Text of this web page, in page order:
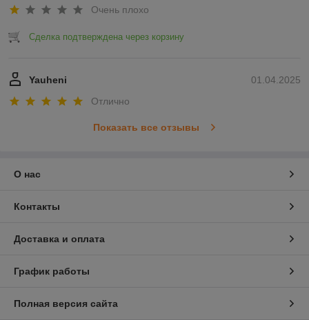
Очень плохо
Сделка подтверждена через корзину
01.04.2025
Yauheni
Отлично
Показать все отзывы
О нас
Контакты
Доставка и оплата
График работы
Полная версия сайта